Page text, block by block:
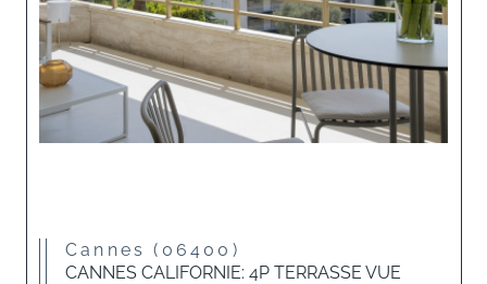
Cannes (06400)
CANNES CALIFORNIE: 4P TERRASSE VUE